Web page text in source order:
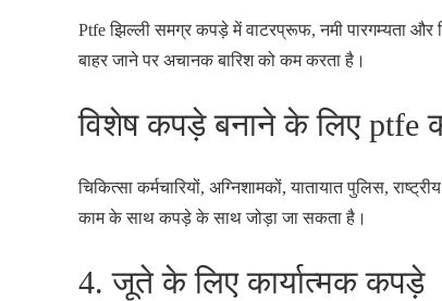
Ptfe झिल्ली समग्र कपड़े में वाटरप्रूफ, नमी पारगम्यता और
बाहर जाने पर अचानक बारिश को कम करता है।
विशेष कपड़े बनाने के लिए ptfe
चिकित्सा कर्मचारियों, अग्निशामकों, यातायात पुलिस,
काम के साथ कपड़े के साथ जोड़ा जा सकता है।
4. जूते के लिए कार्यात्मक कपड़े